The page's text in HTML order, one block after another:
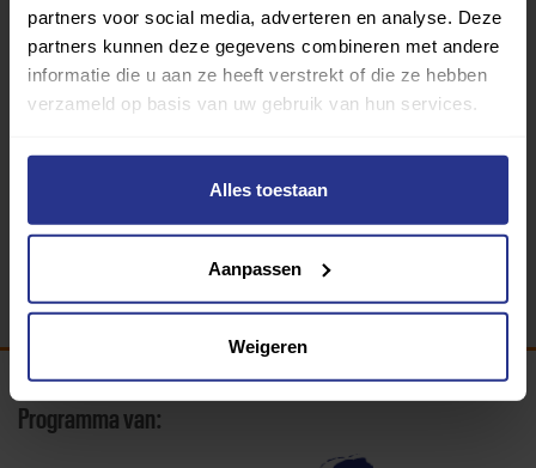
partners voor social media, adverteren en analyse. Deze
partners kunnen deze gegevens combineren met andere
informatie die u aan ze heeft verstrekt of die ze hebben
verzameld op basis van uw gebruik van hun services.
Alles toestaan
Aanpassen
Weigeren
Turnen
Zaal Gooise School
Terug
Programma van: